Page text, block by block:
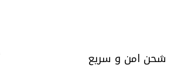
شحن امن و سريع